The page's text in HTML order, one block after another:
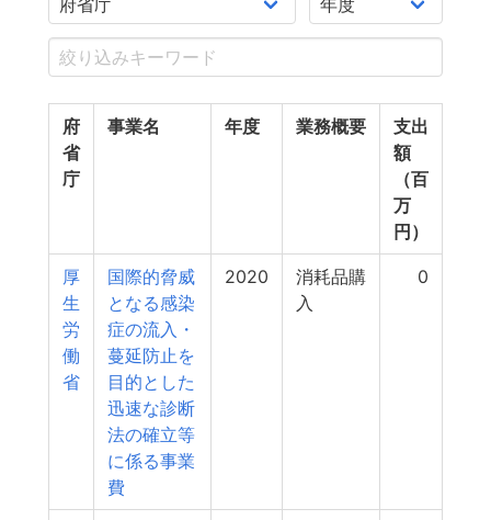
府
省
庁
事業名 年度 業務概要
支出
額
（百
万
円）
厚
生
労
働
省
国際的脅威
となる感染
症の流入・
蔓延防止を
目的とした
迅速な診断
法の確立等
に係る事業
費
2020
消耗品購
入
0